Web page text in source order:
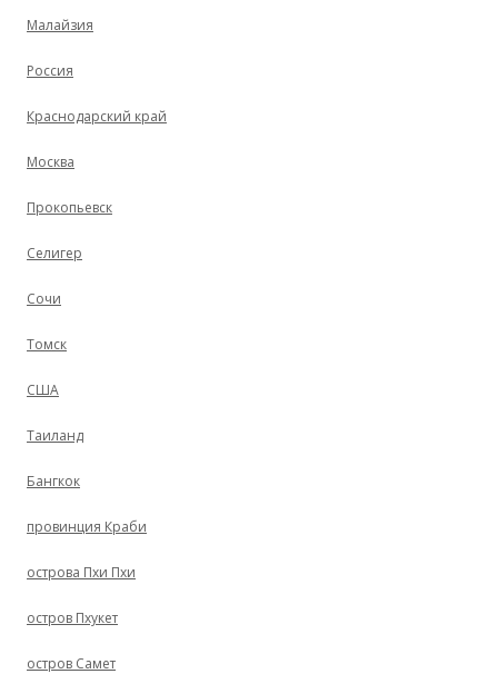
Малайзия
Россия
Краснодарский край
Москва
Прокопьевск
Селигер
Сочи
Томск
США
Таиланд
Бангкок
провинция Краби
острова Пхи Пхи
остров Пхукет
остров Самет